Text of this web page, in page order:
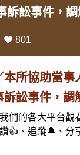
訴訟事件，調
801
本所協助當事
訟事件，調
們的各大平台觀
👍、追蹤🔔、分